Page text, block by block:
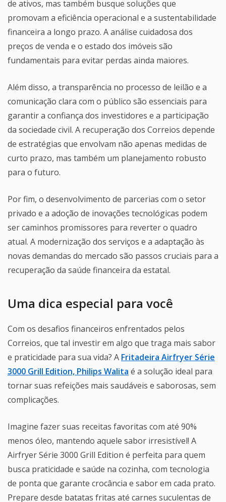
de ativos, mas também busque soluções que
promovam a eficiência operacional e a sustentabilidade
financeira a longo prazo. A análise cuidadosa dos
preços de venda e o estado dos imóveis são
fundamentais para evitar perdas ainda maiores.
Além disso, a transparência no processo de leilão e a
comunicação clara com o público são essenciais para
garantir a confiança dos investidores e a participação
da sociedade civil. A recuperação dos Correios depende
de estratégias que envolvam não apenas medidas de
curto prazo, mas também um planejamento robusto
para o futuro.
Por fim, o desenvolvimento de parcerias com o setor
privado e a adoção de inovações tecnológicas podem
ser caminhos promissores para reverter o quadro
atual. A modernização dos serviços e a adaptação às
novas demandas do mercado são passos cruciais para a
recuperação da saúde financeira da estatal.
Uma dica especial para você
Com os desafios financeiros enfrentados pelos
Correios, que tal investir em algo que traga mais sabor
e praticidade para sua vida? A Fritadeira Airfryer Série
3000 Grill Edition, Philips Walita é a solução ideal para
tornar suas refeições mais saudáveis e saborosas, sem
complicações.
Imagine fazer suas receitas favoritas com até 90%
menos óleo, mantendo aquele sabor irresistível! A
Airfryer Série 3000 Grill Edition é perfeita para quem
busca praticidade e saúde na cozinha, com tecnologia
de ponta que garante crocância e sabor em cada prato.
Prepare desde batatas fritas até carnes suculentas de